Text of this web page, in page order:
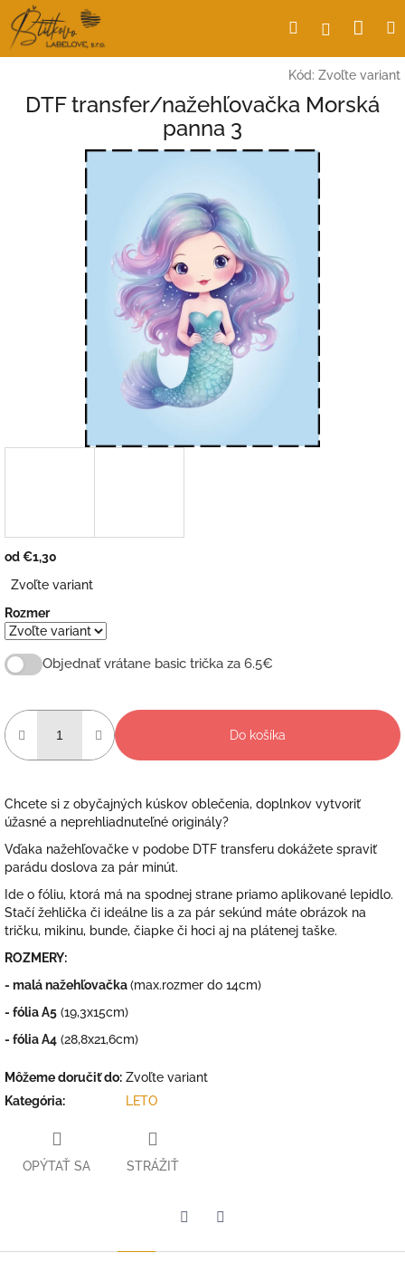
Prejsť
na
obsah
Hľadať
Kód: Zvoľte variant
DTF transfer/nažehľovačka Morská
panna 3
od€1,30
cena:
Zvoľte variant
Rozmer
Objednať vrátane basic trička za 6.5€
Do košíka
Chcete si z obyčajných kúskov oblečenia, doplnkov vytvoriť
úžasné a neprehliadnuteľné originály?
Vďaka nažehľovačke v podobe DTF transferu dokážete spraviť
parádu doslova za pár minút.
Ide o fóliu, ktorá má na spodnej strane priamo aplikované lepidlo.
Stačí žehlička či ideálne lis a za pár sekúnd máte obrázok na
tričku, mikinu, bunde, čiapke či hoci aj na plátenej taške.
ROZMERY:
- malá nažehľovačka(max.rozmer do 14cm)
- fólia A5 (19,3x15cm)
- fólia A4 (28,8x21,6cm)
Môžeme doručiť do: Zvoľte variant
Kategória: LETO
OPÝTAŤ SA STRÁŽIŤ